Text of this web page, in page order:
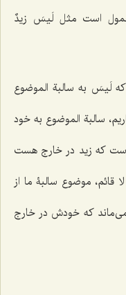
است مثللَیسَ زیدٌ
کهلَیسَ به سالبة الموضوع
سالبة الموضوع به خود
است که زید در خارج هست
قائم، موضوع سالبۀ ما از
که خودش در خارج